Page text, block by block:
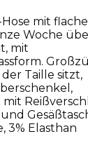
mit
Woche
mit
der Taille sitzt,
mit
3% Elasthan